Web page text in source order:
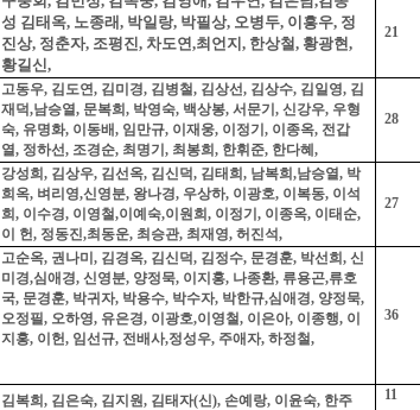
성 김태옥, 노종래, 박일랑, 박필상,오병두, 이흥우, 정
진상, 정춘자, 조평진, 차도연,최언지 ,한상철, 황광현,
황길신,
21
고동우, 김도연, 김미경, 김병철, 김상선, 김상수, 김일영, 김
재덕,남승열, 문복희 , 박영숙, 백상봉, 서문기 , 신강우, 우형
숙, 유명화, 이동배, 임만규, 이재웅, 이정기 , 이종옥, 전갑
열, 정하선, 조경순, 최명기 , 최봉희 , 한휘준, 한다혜 ,
28
강성희 , 김상우, 김선옥, 김신덕, 김태희 , 남복희 ,남승열, 박
희옥, 벼리영,신영분, 왕나경, 우상하, 이광호, 이복동, 이석
희 , 이수경, 이영철,이예숙,이원희 , 이정기 , 이종옥, 이태순,
이 헌, 정동진,최동운, 최승관, 최재영, 허진석,
27
고순옥, 권나미 , 김경옥, 김신덕, 김정수, 문경훈, 박선희 , 신
미경,심애경, 신영분, 양정묵, 이지홍, 나종환, 류용곤,류호
국, 문경훈, 박귀자, 박용수, 박수자, 박한규,심애경, 양정묵,
오정필, 오하영, 유은경, 이광호,이영철, 이은아, 이종행, 이
지홍, 이헌, 임선규, 전배사,정성우, 주애자, 하정철,
36
김복희 , 김은숙, 김지원, 김태자(신), 손예랑, 이윤숙, 한주
11